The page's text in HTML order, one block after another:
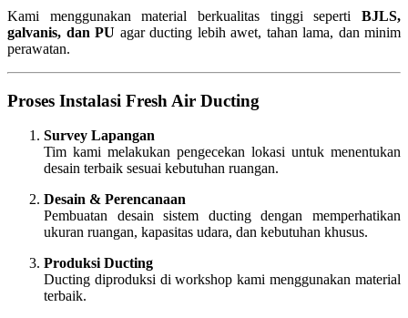
Kami menggunakan material berkualitas tinggi seperti BJLS,
galvanis, dan PU agar ducting lebih awet, tahan lama, dan minim
perawatan.
Proses Instalasi Fresh Air Ducting
Survey Lapangan
Tim kami melakukan pengecekan lokasi untuk menentukan
desain terbaik sesuai kebutuhan ruangan.
Desain & Perencanaan
Pembuatan desain sistem ducting dengan memperhatikan
ukuran ruangan, kapasitas udara, dan kebutuhan khusus.
Produksi Ducting
Ducting diproduksi di workshop kami menggunakan material
terbaik.